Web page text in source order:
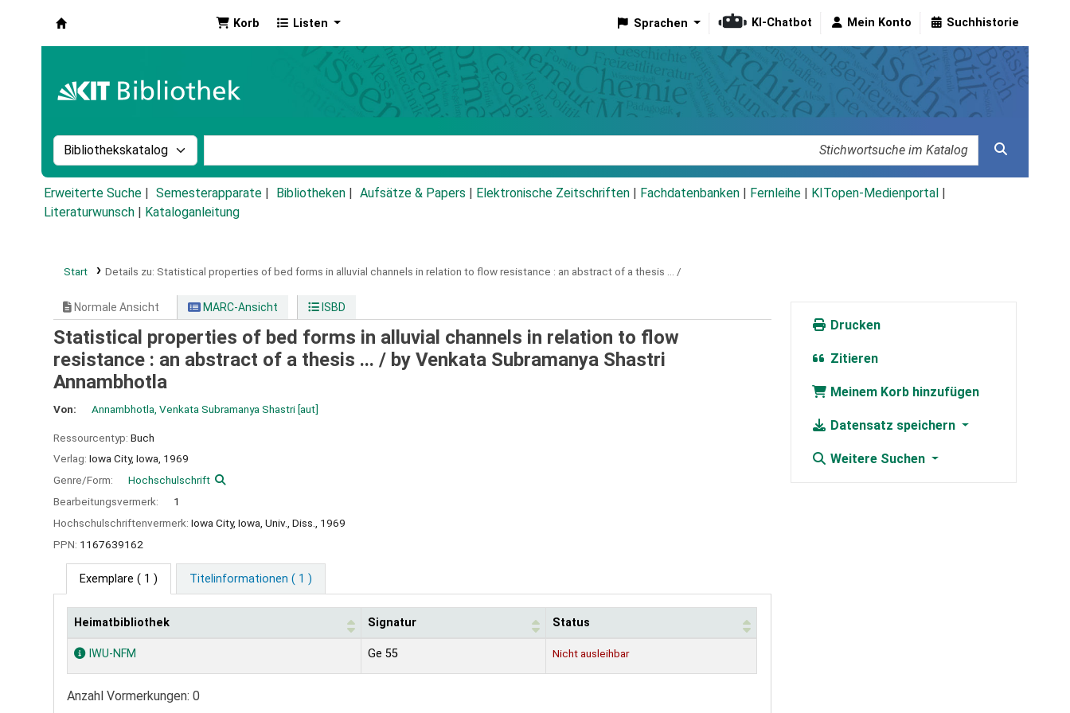
Korb Listen Sprachen KI-Chatbot Mein Konto Suchhistorie
Suche im Katalog nach:
Erweiterte Suche Semesterapparate Bibliotheken Aufsätze & Papers Elektronische Zeitschriften Fachdatenbanken Fernleihe KITopen-Medienportal
Literaturwunsch
Kataloganleitung
Start Details zu: Statistical properties of bed forms in alluvial channels in relation to flow resistance : an abstract of a thesis ... /
Normale Ansicht MARC-Ansicht ISBD
Statistical properties of bed forms in alluvial channels in relation to flow
resistance : an abstract of a thesis ... / by Venkata Subramanya Shastri
Annambhotla
Von: Annambhotla, Venkata Subramanya Shastri[aut]
Ressourcentyp: Buch
Verlag: Iowa City, Iowa, 1969
Genre/Form:
Hochschulschrift
Bearbeitungsvermerk:
1
Hochschulschriftenvermerk: Iowa City, Iowa, Univ., Diss., 1969
PPN: 1167639162
Exemplare ( 1 ) Titelinformationen ( 1 )
Exemplare
Heimatbibliothek Signatur Status
IWU-NFM Ge 55 Nicht ausleihbar
Anzahl Vormerkungen: 0
Drucken
Zitieren
Meinem Korb hinzufügen
Datensatz speichern
Weitere Suchen